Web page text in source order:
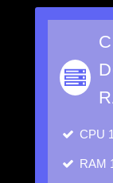
CPU
RAM